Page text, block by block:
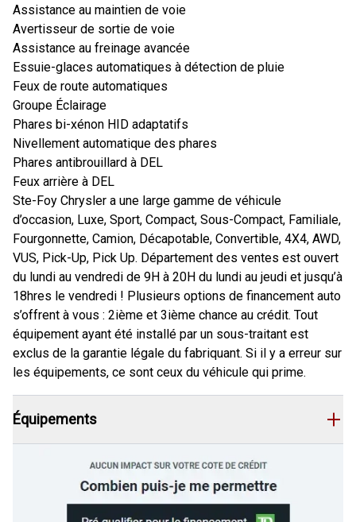
Assistance au maintien de voie
Avertisseur de sortie de voie
Assistance au freinage avancée
Essuie-glaces automatiques à détection de pluie
Feux de route automatiques
Groupe Éclairage
Phares bi-xénon HID adaptatifs
Nivellement automatique des phares
Phares antibrouillard à DEL
Feux arrière à DEL
Ste-Foy Chrysler a une large gamme de véhicule
d’occasion, Luxe, Sport, Compact, Sous-Compact, Familiale,
Fourgonnette, Camion, Décapotable, Convertible, 4X4, AWD,
VUS, Pick-Up, Pick Up. Département des ventes est ouvert
du lundi au vendredi de 9H à 20H du lundi au jeudi et jusqu’à
18hres le vendredi ! Plusieurs options de financement auto
s’offrent à vous : 2ième et 3ième chance au crédit. Tout
équipement ayant été installé par un sous-traitant est
exclus de la garantie légale du fabriquant. Si il y a erreur sur
les équipements, ce sont ceux du véhicule qui prime.
Équipements